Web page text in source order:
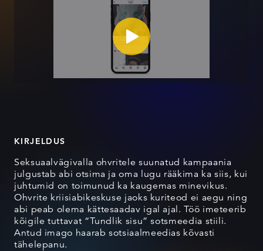
KIRJELDUS
Seksuaalvägivalla ohvritele suunatud kampaania
julgustab abi otsima ja oma lugu rääkima ka siis, kui
juhtumid on toimunud ka kaugemas minevikus.
Ohvrite kriisiabikeskuse jaoks kuriteod ei aegu ning
abi peab olema kättesaadav igal ajal. Töö imeteerib
kõigile tuttavat “Tundlik sisu” sotsmeedia stiili.
Antud imago haarab sotsiaalmeedias kõvasti
tähelepanu.